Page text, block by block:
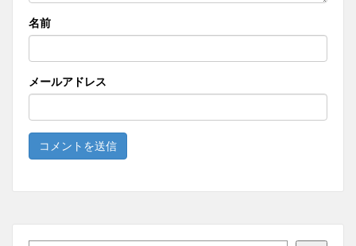
名前
メールアドレス